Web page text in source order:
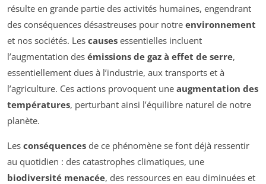
résulte en grande partie des activités humaines, engendrant
des conséquences désastreuses pour notre environnement
et nos sociétés. Les causes essentielles incluent
l’augmentation des émissions de gaz à effet de serre,
essentiellement dues à l’industrie, aux transports et à
l’agriculture. Ces actions provoquent une augmentation des
températures, perturbant ainsi l’équilibre naturel de notre
planète.
Les conséquences de ce phénomène se font déjà ressentir
au quotidien : des catastrophes climatiques, une
biodiversité menacée, des ressources en eau diminuées et